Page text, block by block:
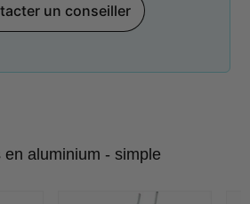
un conseiller
en aluminium - simple